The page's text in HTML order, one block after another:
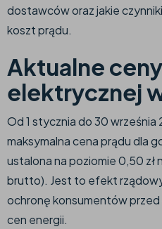
dostawców oraz jakie
koszt prądu.​
Aktualne
elektrycznej
Od 1 stycznia do 30
maksymalna cena prądu dla
ustalona na poziomie 0,50 zł
brutto). Jest to efekt
ochronę konsumentów
cen energii.